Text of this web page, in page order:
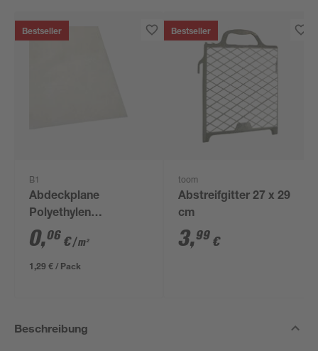
Bestseller
B1
Abdeckplane
Polyethylen
transparent 4 x 5 m
0,06 €/ m²
1,29 € / Pack
Bestseller
toom
Abstreifgitter 27 x 29
cm
3,99 €
Beschreibung